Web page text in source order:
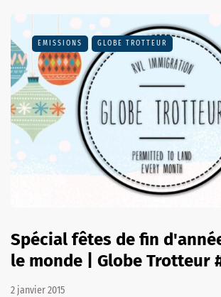
EMISSIONS GLOBE TROTTEUR
Spécial fêtes de fin
le monde | Globe Trotteur
2 janvier 2015